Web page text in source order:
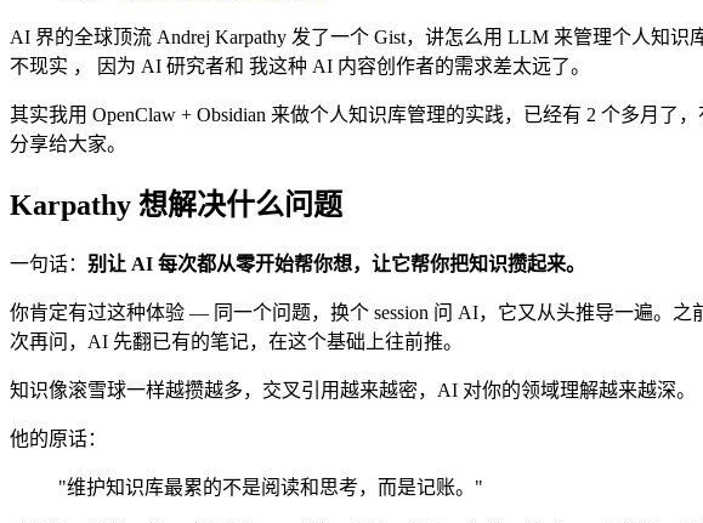
AI 界的全球顶流 Andrej Karpathy 发了一个 Gist，讲怎么用 LLM 来管理个人知
不现实 ， 因为 AI 研究者和 我这种 AI 内容创作者的需求差太远了。
其实我用 OpenClaw + Obsidian 来做个人知识库管理的实践，已经有 2 个多月
分享给大家。
Karpathy 想解决什么问题
一句话： 别让 AI 每次都从零开始帮你想，让它帮你把知识攒起来。
你肯定有过这种体验 — 同一个问题，换个 session 问 AI，它又从头推导一遍。
次再问，AI 先翻已有的笔记，在这个基础上往前推。
知识像滚雪球一样越攒越多，交叉引用越来越密，AI 对你的领域理解越来越深。
他的原话：
"维护知识库最累的不是阅读和思考，而是记账。"